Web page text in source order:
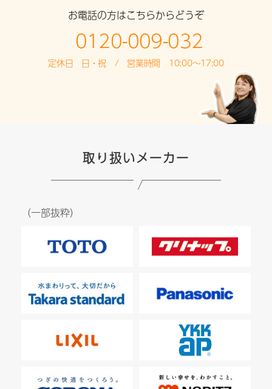
お電話の方はこちらからどうぞ
0120-009-032
定休日 日・祝 / 営業時間 10:00～17:00
取り扱いメーカー
（一部抜粋）